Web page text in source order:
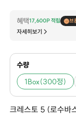
혜택17,600P 적립 브
자세히보기
수량
1Box(300정)
크레스토 5 (로수